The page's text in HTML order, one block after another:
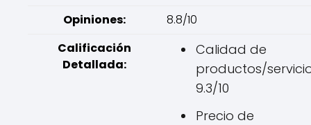
Opiniones:
8.8/10
Calificación
Detallada:
Calidad de
productos/
9.3/10
Precio de